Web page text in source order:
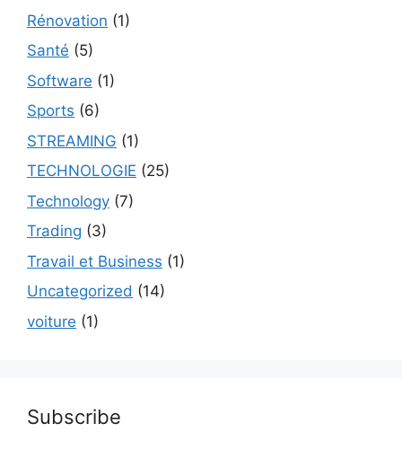
Rénovation (1)
Santé (5)
Software (1)
Sports (6)
STREAMING (1)
TECHNOLOGIE (25)
Technology (7)
Trading (3)
Travail et Business (1)
Uncategorized (14)
voiture (1)
Subscribe